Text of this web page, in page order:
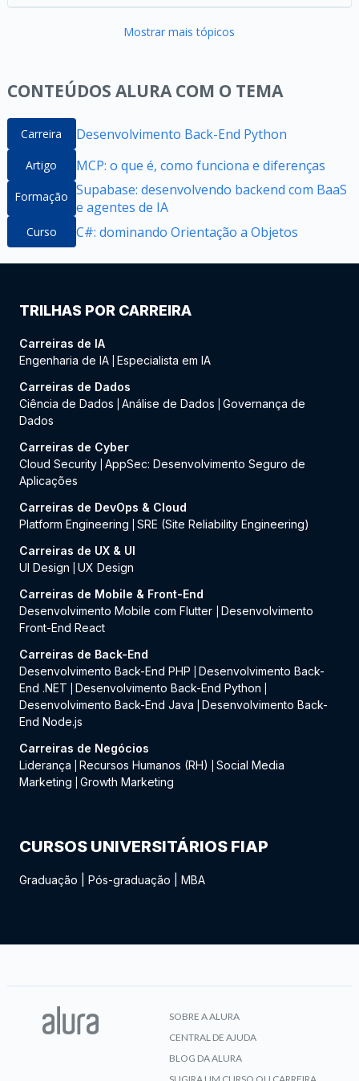
Mostrar mais tópicos
CONTEÚDOS ALURA COM O TEMA
Carreira Desenvolvimento Back-End Python
Artigo MCP: o que é, como funciona e diferenças
Formação Supabase: desenvolvendo backend com BaaS
e agentes de IA
Curso C#: dominando Orientação a Objetos
TRILHAS POR CARREIRA
Carreiras de IA
Engenharia de IA Especialista em IA
Carreiras de Dados
Ciência de Dados
Análise de Dados
Governança de
Dados
Carreiras de Cyber
Cloud Security AppSec: Desenvolvimento Seguro de
Aplicações
Carreiras de DevOps & Cloud
Platform Engineering
SRE (Site Reliability Engineering)
Carreiras de UX & UI
UI Design
UX Design
Carreiras de Mobile & Front-End
Desenvolvimento Mobile com Flutter
Desenvolvimento
Front-End React
Carreiras de Back-End
Desenvolvimento Back-End PHP
Desenvolvimento Back-
End .NET
Desenvolvimento Back-End Python
Desenvolvimento Back-End Java
Desenvolvimento Back-
End Node.js
Carreiras de Negócios
Liderança
Recursos Humanos (RH)
Social Media
Marketing
Growth Marketing
CURSOS UNIVERSITÁRIOS FIAP
Graduação Pós-graduação MBA
SOBRE A ALURA
CENTRAL DE AJUDA
BLOG DA ALURA